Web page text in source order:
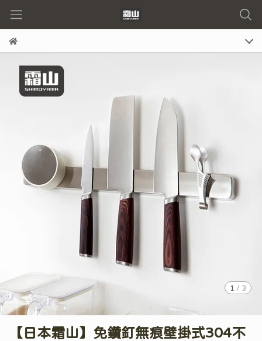
1 / 3
【日本霜山】免鑽釘無痕壁掛式304不